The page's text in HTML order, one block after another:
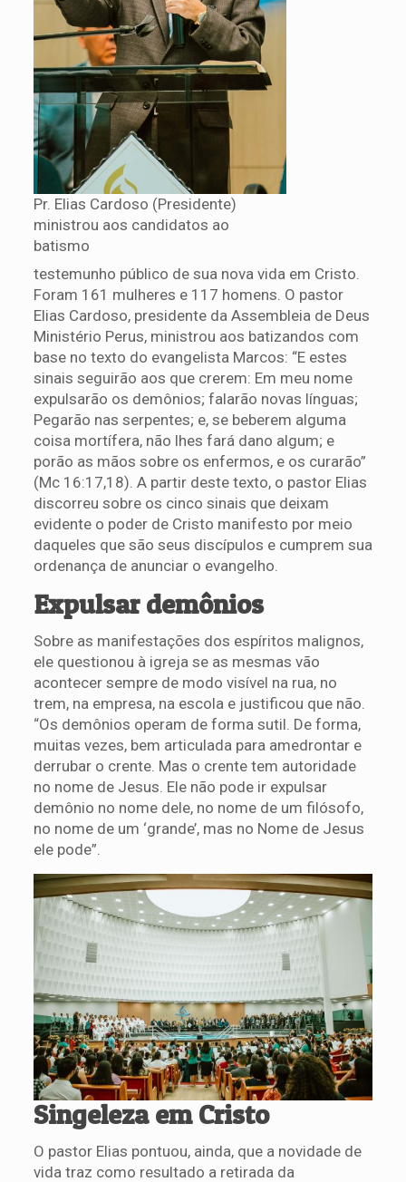
Pr. Elias Cardoso (Presidente)
ministrou aos candidatos ao
batismo
testemunho público de sua nova vida em Cristo.
Foram 161 mulheres e 117 homens. O pastor
Elias Cardoso, presidente da Assembleia de Deus
Ministério Perus, ministrou aos batizandos com
base no texto do evangelista Marcos: “E estes
sinais seguirão aos que crerem: Em meu nome
expulsarão os demônios; falarão novas línguas;
Pegarão nas serpentes; e, se beberem alguma
coisa mortífera, não lhes fará dano algum; e
porão as mãos sobre os enfermos, e os curarão”
(Mc 16:17,18). A partir deste texto, o pastor Elias
discorreu sobre os cinco sinais que deixam
evidente o poder de Cristo manifesto por meio
daqueles que são seus discípulos e cumprem sua
ordenança de anunciar o evangelho.
Expulsar demônios
Sobre as manifestações dos espíritos malignos,
ele questionou à igreja se as mesmas vão
acontecer sempre de modo visível na rua, no
trem, na empresa, na escola e justificou que não.
“Os demônios operam de forma sutil. De forma,
muitas vezes, bem articulada para amedrontar e
derrubar o crente. Mas o crente tem autoridade
no nome de Jesus. Ele não pode ir expulsar
demônio no nome dele, no nome de um filósofo,
no nome de um ‘grande’, mas no Nome de Jesus
ele pode”.
Singeleza em Cristo
O pastor Elias pontuou, ainda, que a novidade de
vida traz como resultado a retirada da